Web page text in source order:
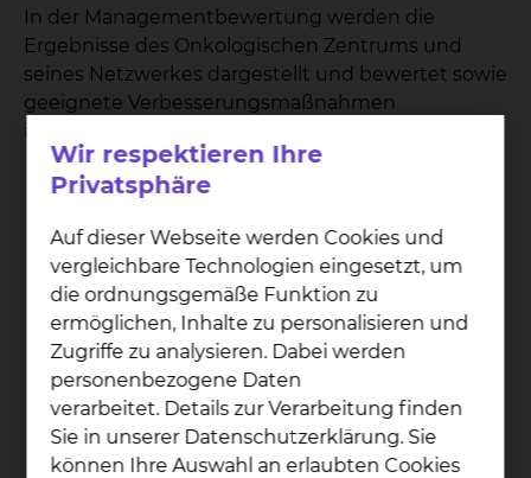
In der Managementbewertung werden die
Ergebnisse des Onkologischen Zentrums und
seines Netzwerkes dargestellt und bewertet sowie
geeignete Verbesserungsmaßnahmen
14
DKG zertifizierte Zentren
32
Onkologische Fachpflegekräfte + 2 Breast Care
Nurses
Wir respektieren Ihre
Privatsphäre
Auf dieser Webseite werden Cookies und
vergleichbare Technologien eingesetzt, um
die ordnungsgemäße Funktion zu
ermöglichen, Inhalte zu personalisieren und
Zugriffe zu analysieren. Dabei werden
personenbezogene Daten
verarbeitet. Details zur Verarbeitung finden
Sie in unserer Datenschutzerklärung. Sie
können Ihre Auswahl an erlaubten Cookies